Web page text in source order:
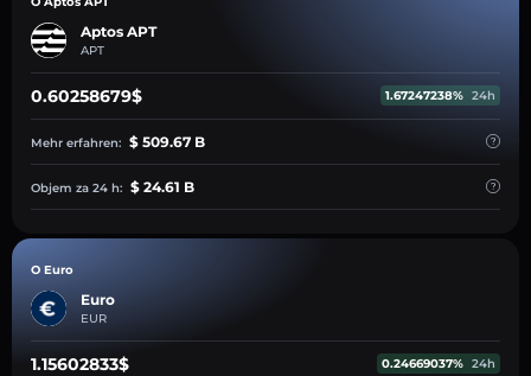
Aptos APT
APT
0.60258679$ 1.67247238% 24h
Mehr erfahren: $ 509.67 B
Objem za 24 h: $ 24.61 B
O Euro
Euro
EUR
1.15602833$ 0.24669037% 24h